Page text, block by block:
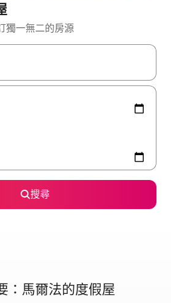
獨一無二的房源
容時請使用上下箭頭，或輕點、滑動裝置。
搜尋
：馬爾法的度假屋